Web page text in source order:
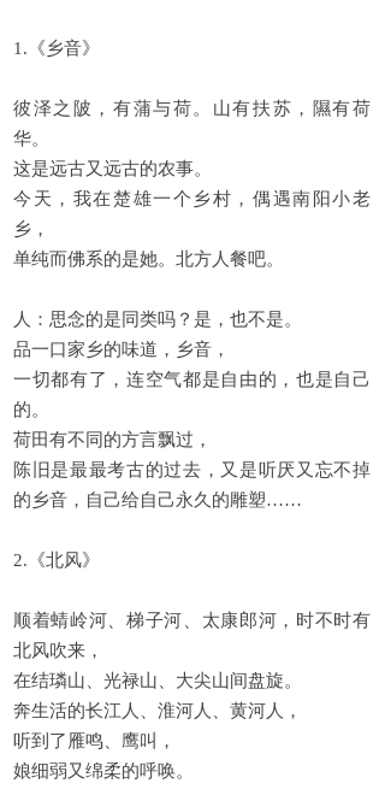
1.《乡音》
彼泽之陂，有蒲与荷。山有扶苏，隰有荷
华。
这是远古又远古的农事。
今天，我在楚雄一个乡村，偶遇南阳小老
乡，
单纯而佛系的是她。北方人餐吧。
人：思念的是同类吗？是，也不是。
品一口家乡的味道，乡音，
一切都有了，连空气都是自由的，也是自己
的。
荷田有不同的方言飘过，
陈旧是最最考古的过去，又是听厌又忘不掉
的乡音，自己给自己永久的雕塑……
2.《北风》
顺着蜻岭河、梯子河、太康郎河，时不时有
北风吹来，
在结璘山、光禄山、大尖山间盘旋。
奔生活的长江人、淮河人、黄河人，
听到了雁鸣、鹰叫，
娘细弱又绵柔的呼唤。